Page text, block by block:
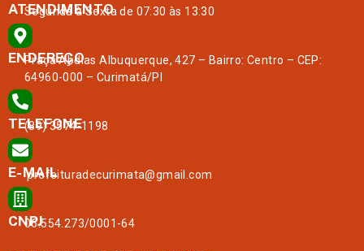
ATENDIMENTO
Segunda à Sexta de 07:30 às 13:30
ENDEREÇO
Praça Abdias Albuquerque, 427 – Bairro: Centro – CEP:
64960-000 – Curimatá/PI
TELEFONE
(89) 3574-1198
E-MAIL
prefeituradecurimata@gmail.com
CNPJ
06.554.273/0001-64